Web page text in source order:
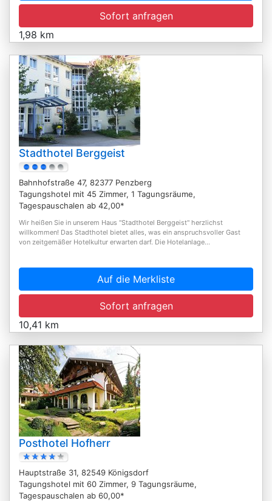
Sofort anfragen
1,98 km
Stadthotel Berggeist
Bahnhofstraße 47, 82377 Penzberg
Tagungshotel mit 45 Zimmer, 1 Tagungsräume,
Tagespauschalen ab 42,00*
Wir heißen Sie in unserem Haus "Stadthotel Berggeist" herzlichst
willkommen! Das Stadthotel bietet alles, was ein anspruchsvoller Gast
von zeitgemäßer Hotelkultur erwarten darf. Die Hotelanlage...
Auf die Merkliste
Sofort anfragen
10,41 km
Posthotel Hofherr
Hauptstraße 31, 82549 Königsdorf
Tagungshotel mit 60 Zimmer, 9 Tagungsräume,
Tagespauschalen ab 60,00*